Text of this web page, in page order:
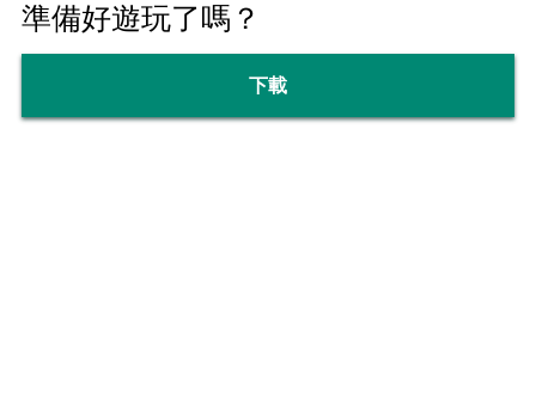
準備好遊玩了嗎？
下載